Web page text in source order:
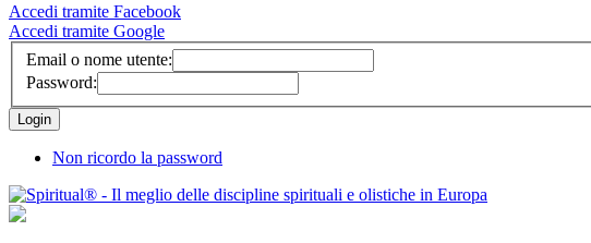
Accedi tramite Facebook
Accedi tramite Google
Email o nome utente:
Password:
Non ricordo la password